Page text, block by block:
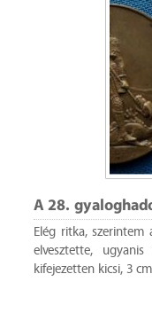
A 28.
Elég ritka,
elvesztette,
kifejezetten kicsi, 3